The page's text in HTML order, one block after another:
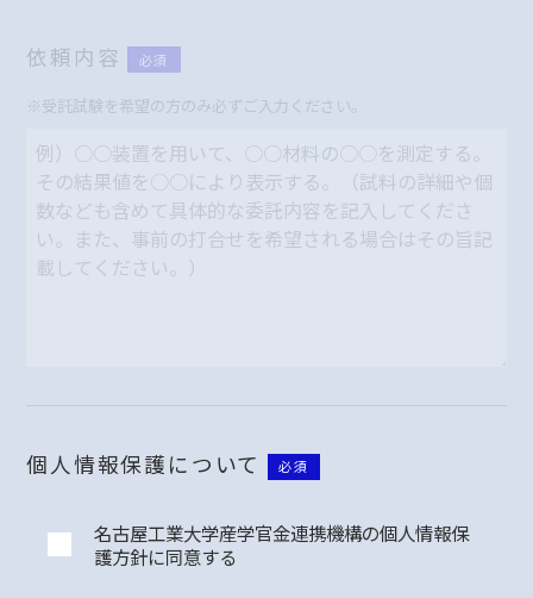
依頼内容 必須
※受託試験を希望の方のみ必ずご入力ください。
個人情報保護について 必須
名古屋工業大学産学官金連携機構の個人情報保
護方針に同意する